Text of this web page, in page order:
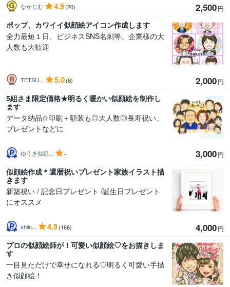
なかじむ 4.9(20) 2,500円
ポップ、カワイイ似顔絵アイコン作成します
全力最短１日、ビジネスSNS名刺等。企業様の大
人数も大歓迎
TETSU... 5.0(6) 2,000円
5組さま限定価格★明るく暖かい似顔絵を制作し
ます
データ納品✩印刷＋額装も◎大人数◎長寿祝い、
プレゼントなどに
ゆうき似顔... - 3,000円
似顔絵作成＊還暦祝いプレゼント家族イラスト描
きます
新築祝い / 記念日プレゼント /誕生日プレゼント
にオススメ
shiin... 4.9(166) 4,000円
プロの似顔絵師が！可愛い似顔絵♡をお描きしま
す
一目見ただけで幸せになれる♡明るく可愛い手描
き似顔絵！